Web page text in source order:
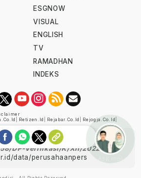
ESGNOW
VISUAL
ENGLISH
TV
RAMADHAN
INDEKS
Retizen.id Rejabar.co.id Rejogja.co.id
oleh Dewan Pers
DP-Verifikasi/K/XII/2022
data/perusahaanpers